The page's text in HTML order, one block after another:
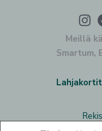
Meillä
Smartum,